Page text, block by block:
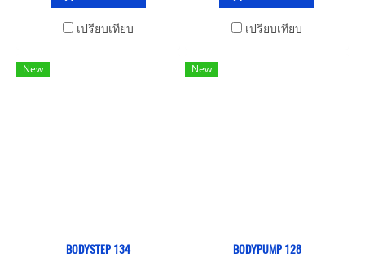
สำหรับตั้งแต่เด็กถึงวัยกลางคน
เพราะถ้าคนอายุมากๆมาเต้น
กับกระดูกข้อต่อส่วนต่างๆได้
เปรียบเทียบ เปรียบเทียบ
New
BODYSTEP 134
New
BODYPUMP 128